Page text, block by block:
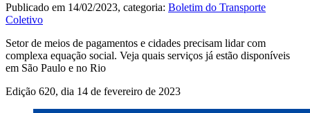
Publicado em 14/02/2023, categoria: Boletim do Transporte
Coletivo
Setor de meios de pagamentos e cidades precisam lidar com
complexa equação social. Veja quais serviços já estão disponíveis
em São Paulo e no Rio
Edição 620, dia 14 de fevereiro de 2023